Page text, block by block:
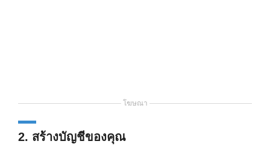
โฆษณา
2. สร้างบัญชีของคุณ